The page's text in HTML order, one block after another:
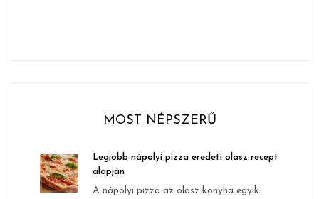
MOST NÉPSZERŰ
Legjobb nápolyi pizza eredeti olasz recept
alapján
A nápolyi pizza az olasz konyha egyik